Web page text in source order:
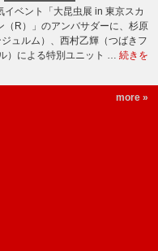
ベント「大昆虫展 in 東京スカ
（R）」のアンバサダーに、杉原
ュルム）、西村乙輝（つばきフ
）による特別ユニット … 続きを
more »